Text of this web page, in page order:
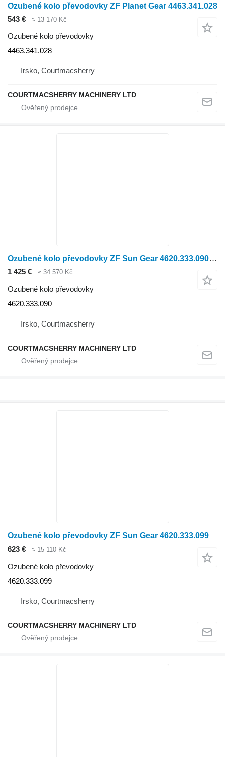
Ozubené kolo převodovky ZF Planet Gear 4463.341.028
543 €
≈ 13 170 Kč
Ozubené kolo převodovky
4463.341.028
Irsko, Courtmacsherry
COURTMACSHERRY MACHINERY LTD
Ozubené kolo převodovky ZF Sun Gear 4620.333.090 pro kolového traktoru
1 425 € ≈ 34 570 Kč
Ozubené kolo převodovky
4620.333.090
Irsko, Courtmacsherry
COURTMACSHERRY MACHINERY LTD
Ozubené kolo převodovky ZF Sun Gear 4620.333.099
623 €
≈ 15 110 Kč
Ozubené kolo převodovky
4620.333.099
Irsko, Courtmacsherry
COURTMACSHERRY MACHINERY LTD